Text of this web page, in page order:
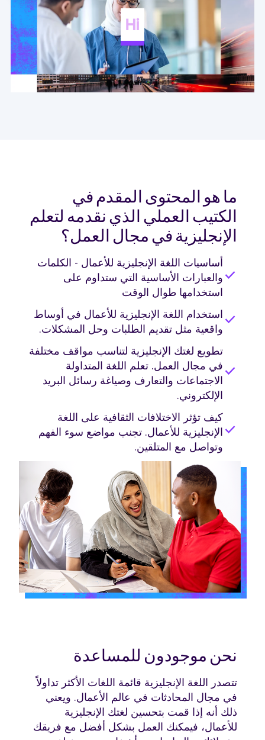
Hi
ما هو المحتوى المقدم في
الكتيب العملي الذي نقدمه لتعلم
الإنجليزية في مجال العمل؟
check
أساسيات اللغة الإنجليزية للأعمال - الكلمات
والعبارات الأساسية التي ستداوم على
استخدامها طوال الوقت
check استخدام اللغة الإنجليزية للأعمال في أوساط
واقعية مثل تقديم الطلبات وحل المشكلات.
check
تطويع لغتك الإنجليزية لتناسب مواقف مختلفة
في مجال العمل. تعلم اللغة المتداولة
الاجتماعات والتعارف وصياغة رسائل البريد
الإلكتروني.
check
كيف تؤثر الاختلافات الثقافية على اللغة
الإنجليزية للأعمال. تجنب مواضع سوء الفهم
وتواصل مع المتلقين.
نحن موجودون للمساعدة
تتصدر اللغة الإنجليزية قائمة اللغات الأكثر تداولاً
في مجال المحادثات في عالم الأعمال. ويعني
ذلك أنه إذا قمت بتحسين لغتك الإنجليزية
للأعمال، فيمكنك العمل بشكل أفضل مع فريقك